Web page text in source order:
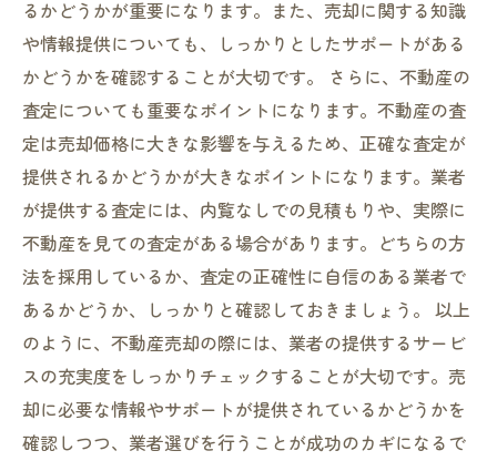
るかどうかが重要になります。また、売却に関する知識
や情報提供についても、しっかりとしたサポートがある
かどうかを確認することが大切です。 さらに、不動産の
査定についても重要なポイントになります。不動産の査
定は売却価格に大きな影響を与えるため、正確な査定が
提供されるかどうかが大きなポイントになります。業者
が提供する査定には、内覧なしでの見積もりや、実際に
不動産を見ての査定がある場合があります。どちらの方
法を採用しているか、査定の正確性に自信のある業者で
あるかどうか、しっかりと確認しておきましょう。 以上
のように、不動産売却の際には、業者の提供するサービ
スの充実度をしっかりチェックすることが大切です。売
却に必要な情報やサポートが提供されているかどうかを
確認しつつ、業者選びを行うことが成功のカギになるで